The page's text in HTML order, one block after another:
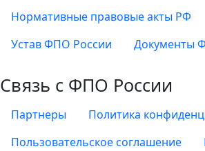
Нормативные правовые акты РФ
Устав ФПО России
Документы
Связь с ФПО России
Партнеры
Политика
Пользовательское соглашение